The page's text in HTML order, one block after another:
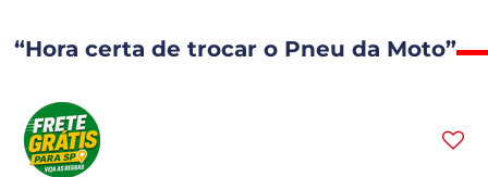
“Hora certa de trocar o Pneu da Moto”